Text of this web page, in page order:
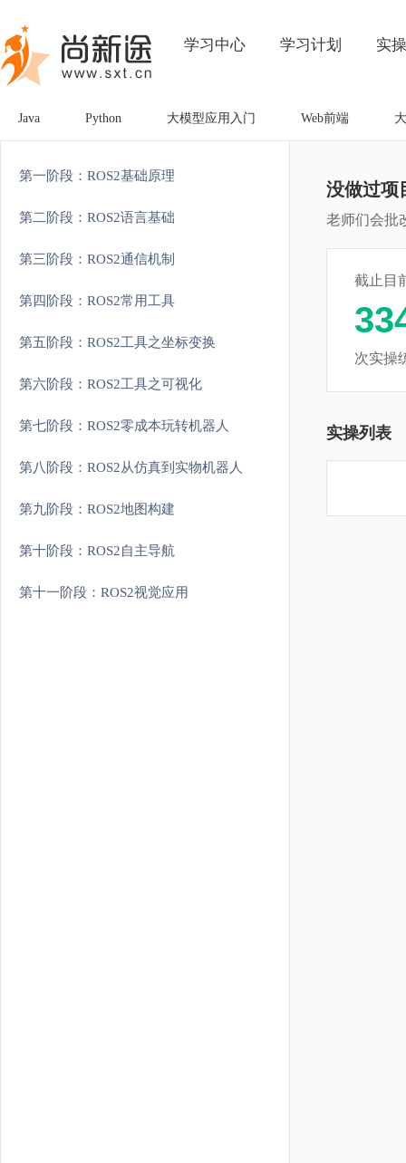
学习中心 学习计划 实操
Java Python 大模型应用入门 Web前端
第一阶段：ROS2基础原理
第二阶段：ROS2语言基础
第三阶段：ROS2通信机制
第四阶段：ROS2常用工具
第五阶段：ROS2工具之坐标变换
第六阶段：ROS2工具之可视化
第七阶段：ROS2零成本玩转机器人
第八阶段：ROS2从仿真到实物机器人
第九阶段：ROS2地图构建
第十阶段：ROS2自主导航
第十一阶段：ROS2视觉应用
没做过项
老师们会批
截止目
次实操
实操列表